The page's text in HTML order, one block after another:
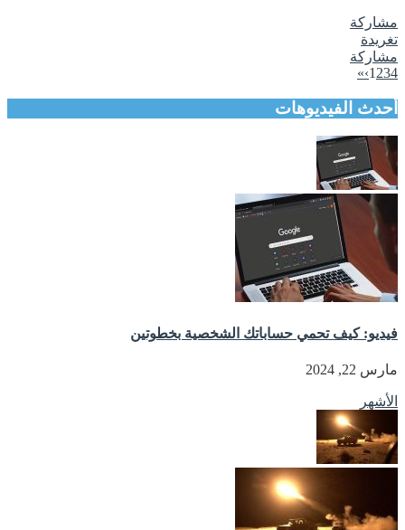
مشاركة
تغريدة
مشاركة
1 234
›
»
أحدث الفيديوهات
فيديو: كيف تحمي حساباتك الشخصية بخطوتين
مارس 22, 2024
الأشهر